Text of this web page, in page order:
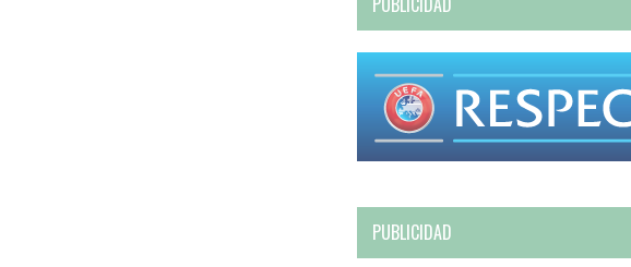
PUBLICIDAD